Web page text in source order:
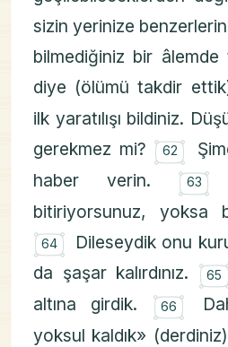
sizin yerinize
bilmediğiniz bir
diye (ölümü takdir
ilk yaratılışı bildiniz.
gerekmez mi? ۝
62
haber verin. ۝
63
bitiriyorsunuz, yoksa
۝
64
Dileseydik onu
da şaşar kalırdınız.
65
altına girdik. ۝
66
yoksul kaldık»